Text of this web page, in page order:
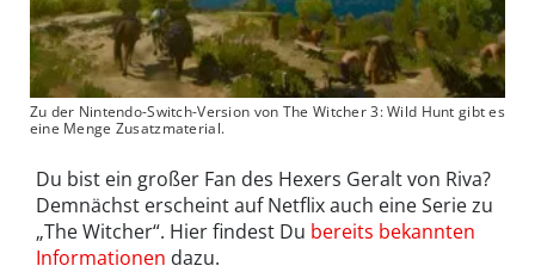
Zu der Nintendo-Switch-Version von The Witcher 3: Wild Hunt gibt es
eine Menge Zusatzmaterial.
Du bist ein großer Fan des Hexers Geralt von Riva?
Demnächst erscheint auf Netflix auch eine Serie zu
„The Witcher“. Hier findest Du bereits bekannten
Informationen dazu.